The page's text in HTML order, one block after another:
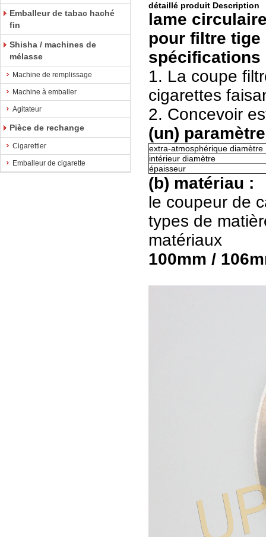
Emballeur de tabac haché
fin
Shisha / machines de
mélasse
Machine de remplissage
Machine à emballer
Agitateur
Pièce de rechange
Cigarettier
Emballeur de cigarette
détaillé produit Description
lame
pour filtre tige
spécifications
1. La coupe
cigarettes
2. Concevoir
(un)
extra-atmosphérique diamètre
intérieur diamètre
épaisseur
(b) matériau :
le coupeur de
types de
matériaux
100mm /